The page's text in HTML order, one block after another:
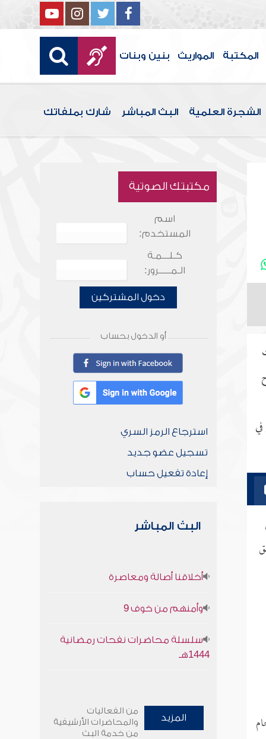
المكتبة المواريث بنين وبنات
الشجرة العلمية البث المباشر شارك بملفاتك
مكتبتك الصوتية
اسم
المستخدم:
كـلـــمـة
الـمـــــرور:
دخول المشتركين
أو الدخول بحساب
استرجاع الرمز السري
تسجيل عضو جديد
إعادة تفعيل حساب
البث المباشر
أخلاقنا أصالة ومعاصرة
وأمنهم من خوف 9
سلسلة محاضرات نفحات رمضانية
1444هـ
المزيد
من الفعاليات
والمحاضرات الأرشيفية
من خدمة البث